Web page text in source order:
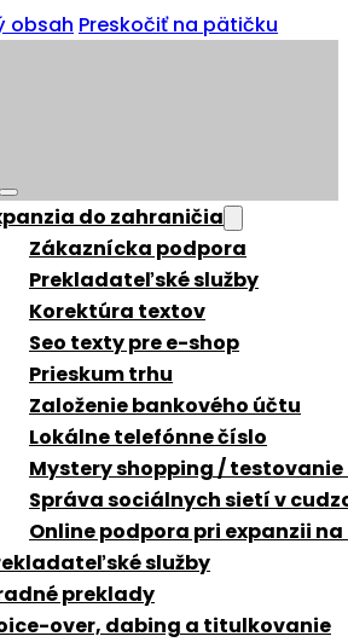
obsah Preskočiť na pätičku
do zahraničia
Zákaznícka podpora
Prekladateľské služby
Korektúra textov
Seo texty pre e-shop
Prieskum trhu
Založenie bankového účtu
Lokálne telefónne číslo
Mystery shopping /
Správa sociálnych sietí v
Online podpora pri expanzii
služby
preklady
over, dabing a titulkovanie